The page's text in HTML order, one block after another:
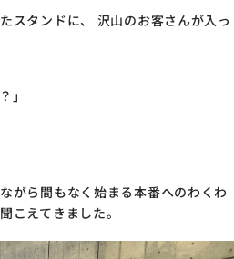
スタンドに、 沢山のお客さんが入っ
」
がら間もなく始まる本番へのわくわ
こえてきました。